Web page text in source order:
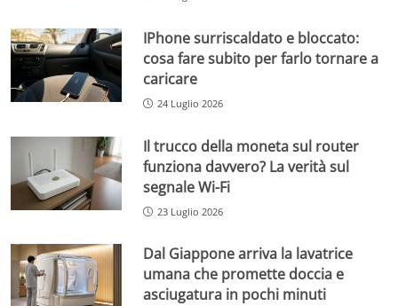
IPhone surriscaldato e bloccato:
cosa fare subito per farlo tornare a
caricare
24 Luglio 2026
Il trucco della moneta sul router
funziona davvero? La verità sul
segnale Wi-Fi
23 Luglio 2026
Dal Giappone arriva la lavatrice
umana che promette doccia e
asciugatura in pochi minuti